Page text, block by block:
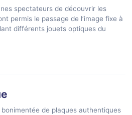
spectateurs de découvrir les
permis le passage de l’image fixe à
différents jouets optiques du
de plaques authentiques